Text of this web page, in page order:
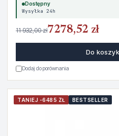
Dostępny
Wysyłka 24h
11 932,00 zł7278,52 zł
Do
Dodaj do porównania
TANIEJ -6485 ZŁ BESTSELLER